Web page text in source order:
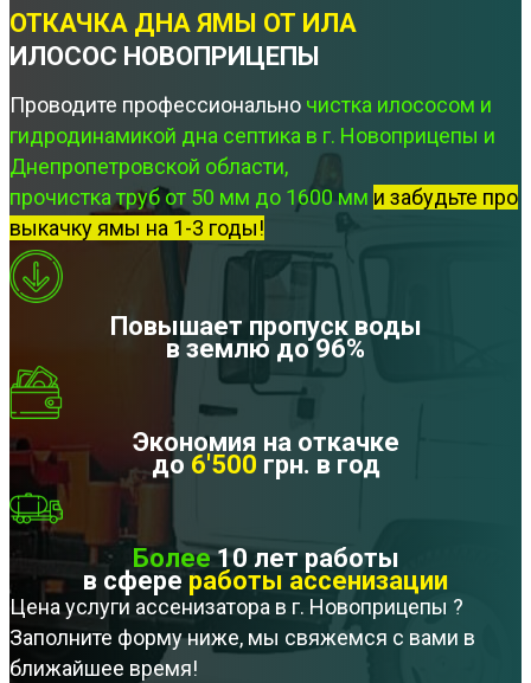
ОТКАЧКА ДНА ЯМЫ ОТ ИЛА
ИЛОСОС НОВОПРИЦЕПЫ
Проводите профессионально чистка илососом и
гидродинамикой дна септика в г. Новоприцепы и
Днепропетровской области,
прочистка труб от 50 мм до 1600 мм и забудьте про
выкачку ямы на 1-3 годы!
Повышает пропуск воды
в землю до 96%
Экономия на откачке
до 6'500 грн. в год
Более10 лет работы
в сфере работы ассенизации
Цена услуги ассенизатора в г. Новоприцепы ?
Заполните форму ниже, мы свяжемся с вами в
ближайшее время!